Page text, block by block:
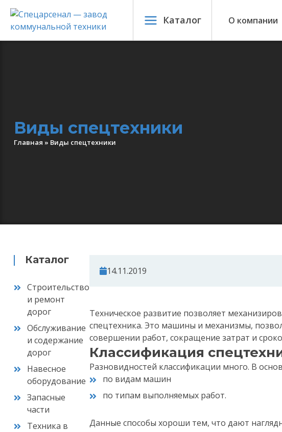
Каталог О компании
Виды спецтехники
Главная » Виды спецтехники
Каталог
Строительство
и ремонт
дорог
Обслуживание
и содержание
дорог
Навесное
оборудование
Запасные
части
Техника в
14.11.2019
Техническое развитие позволяет
спецтехника. Это машины и механизмы,
совершении работ, сокращение затрат и
Классификация
Разновидностей классификации много. В
по видам машин
по типам выполняемых работ.
Данные способы хороши тем, что дают